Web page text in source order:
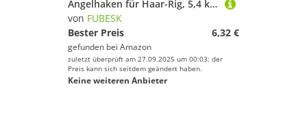
Angelhaken für Haar-Rig, 5,4 kg, Schnur mit 2 Arten von Karpfen, gebogene und gerade Haken, 6 Stück, Karbonstahlhaken für Angelköder, 12 x 20 mm (gerader Griff)
von FUBESK
Bester Preis
6,32 €
gefunden bei Amazon
zuletzt überprüft am 27.09.2025 um 00:03; der
Preis kann sich seitdem geändert haben.
Keine weiteren Anbieter